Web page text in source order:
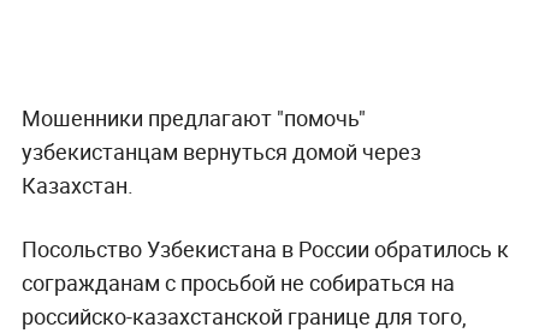
Мошенники предлагают "помочь"
узбекистанцам вернуться домой через
Казахстан.
Посольство Узбекистана в России обратилось к
согражданам с просьбой не собираться на
российско-казахстанской границе для того,